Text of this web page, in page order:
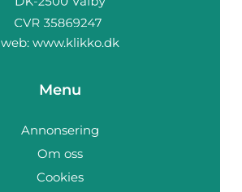
web: www.klikko.dk
Menu
Annonsering
Om oss
Cookies